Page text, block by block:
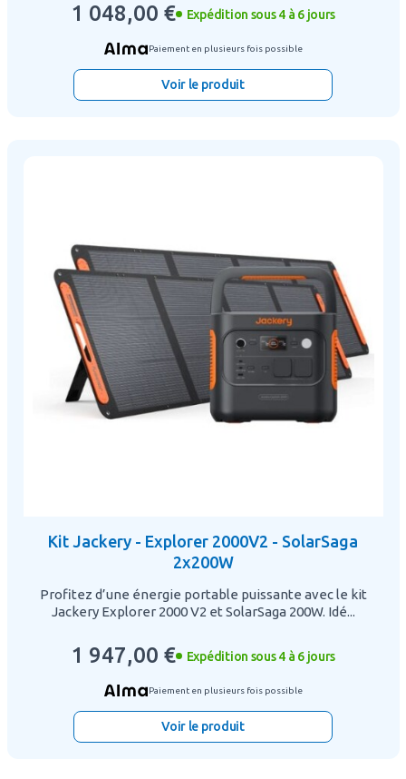
1 048,00 € Expédition sous 4 à 6 jours
Paiement en plusieurs fois possible
Voir le produit
Kit Jackery - Explorer 2000V2 - SolarSaga
2x200W
Profitez d’une énergie portable puissante avec le kit
Jackery Explorer 2000 V2 et SolarSaga 200W. Idé...
1 947,00 € Expédition sous 4 à 6 jours
Paiement en plusieurs fois possible
Voir le produit